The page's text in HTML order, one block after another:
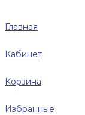
Главная
Кабинет
Корзина
Избранные